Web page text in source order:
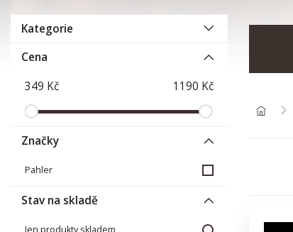
Kategorie
Cena
Značky
Pahler
Stav na skladě
Jen produkty skladem